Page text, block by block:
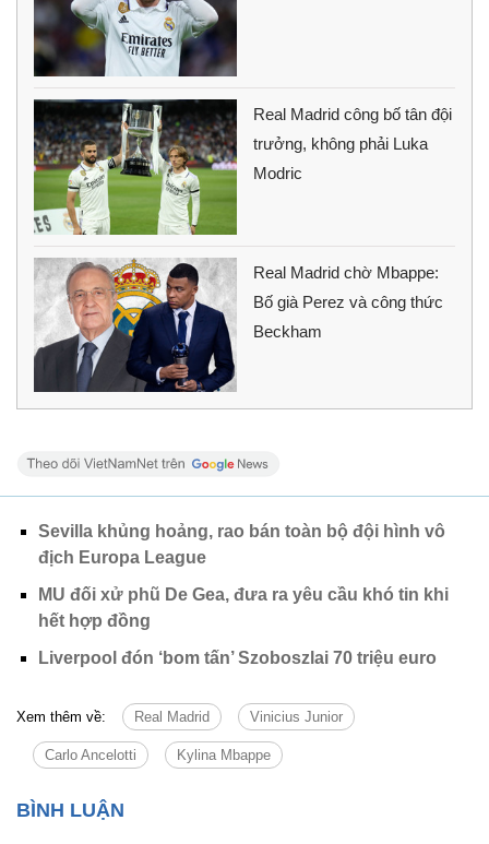
Real Madrid công bố tân đội
trưởng, không phải Luka
Modric
Real Madrid chờ Mbappe:
Bố già Perez và công thức
Beckham
Sevilla khủng hoảng, rao bán toàn bộ đội hình vô
địch Europa League
MU đối xử phũ De Gea, đưa ra yêu cầu khó tin khi
hết hợp đồng
Liverpool đón ‘bom tấn’ Szoboszlai 70 triệu euro
Xem thêm về: Real Madrid Vinicius Junior
Carlo Ancelotti Kylina Mbappe